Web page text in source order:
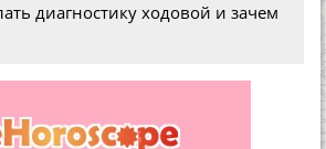
диагностику ходовой и зачем